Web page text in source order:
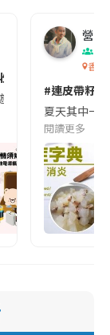
😱出發前切記檢查
的民眾，近期要
營養
香港
#連皮帶籽
夏天其中一
閱讀更多